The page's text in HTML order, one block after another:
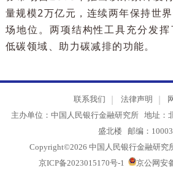
额、利率及碳减排效应等信息，
会监督。截至目前，碳减排支持
构发放碳减排贷款超过1.1万亿
用专项再贷款发放近3000亿元
年上半年，我国本外币绿色贷
同比增长28%，增速比各项贷
券市场自2016年推出以来累计
量规模2万亿元，连续两年保持
场地位。两项结构性工具充分